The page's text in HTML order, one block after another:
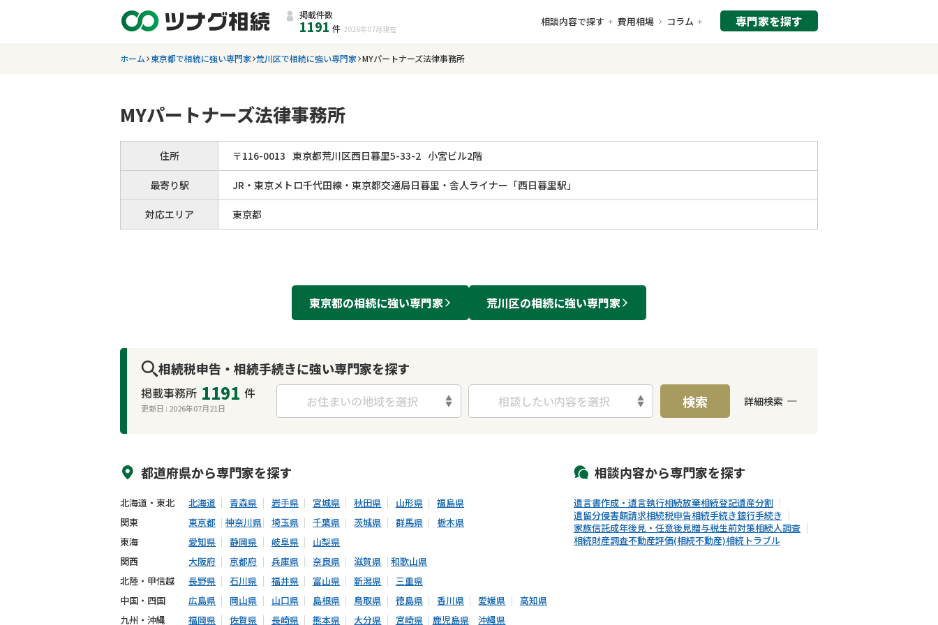
掲載件数
1191 件 2026年07月 現在
相談内容で探す 費用相場 コラム 専門家を探す
ホーム 東京都で相続に強い専門家 荒川区で相続に強い専門家 MYパートナーズ法律事務所
MYパートナーズ法律事務所
住所 〒116-0013 東京都荒川区西日暮里5-33-2 小宮ビル2階
最寄り駅 JR・東京メトロ千代田線・東京都交通局日暮里・舎人ライナー「西日暮里駅」
対応エリア 東京都
東京都の相続に強い専門家 荒川区の相続に強い専門家
相続税申告・相続手続きに強い専門家を探す
掲載事務所 1191 件
更新日 : 2026年07月21日 お住まいの地域を選択 相談したい内容を選択 検索 詳細検索
都道府県から専門家を探す
北海道・東北 北海道 青森県 岩手県 宮城県 秋田県 山形県
福島県
関東
東京都 神奈川県 埼玉県 千葉県 茨城県 群馬県
栃木県
東海
愛知県 静岡県 岐阜県
山梨県
関西
大阪府 京都府 兵庫県 奈良県 滋賀県
和歌山県
北陸・甲信越
長野県 石川県 福井県 富山県 新潟県
三重県
中国・四国
広島県 岡山県 山口県 島根県 鳥取県 徳島県 香川県 愛媛県
高知県
九州・沖縄
福岡県 佐賀県 長崎県 熊本県 大分県 宮崎県 鹿児島県 沖縄県
相談内容から専門家を探す
遺言書作成・遺言執行相続放棄相続登記遺産分割
遺留分侵害額請求相続税申告相続手続き銀行手続き
家族信託成年後見・任意後見贈与税生前対策相続人調査
相続財産調査不動産評価(相続不動産)相続トラブル